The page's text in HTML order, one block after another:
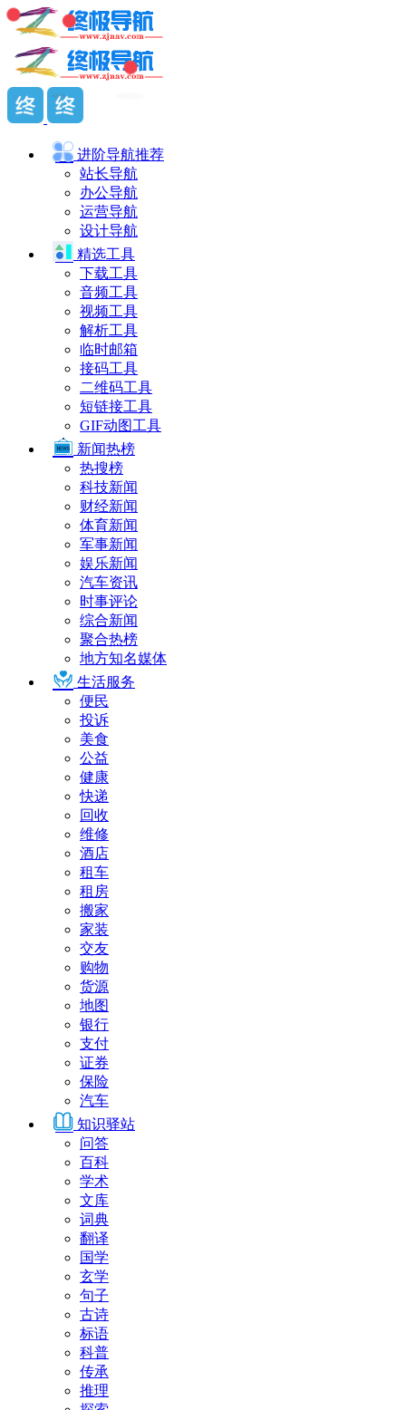
进阶导航推荐
站长导航
办公导航
运营导航
设计导航
精选工具
下载工具
音频工具
视频工具
解析工具
临时邮箱
接码工具
二维码工具
短链接工具
GIF动图工具
新闻热榜
热搜榜
科技新闻
财经新闻
体育新闻
军事新闻
娱乐新闻
汽车资讯
时事评论
综合新闻
聚合热榜
地方知名媒体
生活服务
便民
投诉
美食
公益
健康
快递
回收
维修
酒店
租车
租房
搬家
家装
交友
购物
货源
地图
银行
支付
证券
保险
汽车
知识驿站
问答
百科
学术
文库
词典
翻译
国学
玄学
句子
古诗
标语
科普
传承
推理